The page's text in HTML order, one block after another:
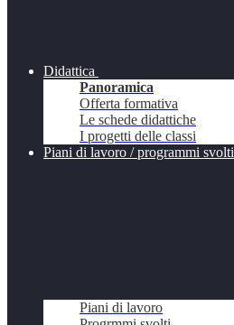
Didattica
Panoramica
Offerta formativa
Le schede didattiche
I progetti delle classi
Piani di lavoro / programmi svolti
Piani di lavoro